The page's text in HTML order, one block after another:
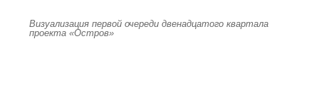
Визуализация первой очереди двенадцатого квартала
проекта «Остров»